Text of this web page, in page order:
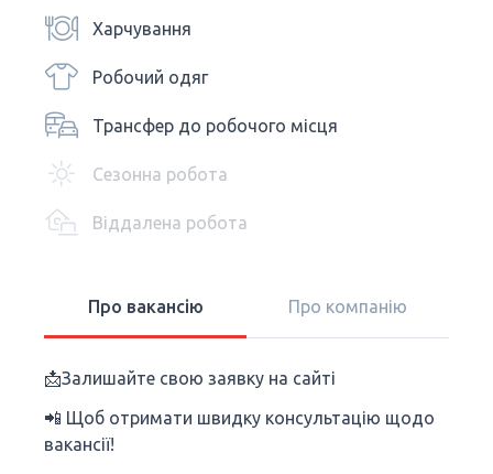
Харчування
Робочий одяг
Трансфер до робочого місця
Сезонна робота
Віддалена робота
Про вакансію Про компанію
📩Залишайте свою заявку на сайті
📲 Щоб отримати швидку консультацію щодо
вакансії!